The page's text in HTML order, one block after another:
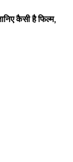
कैसी है फिल्म,